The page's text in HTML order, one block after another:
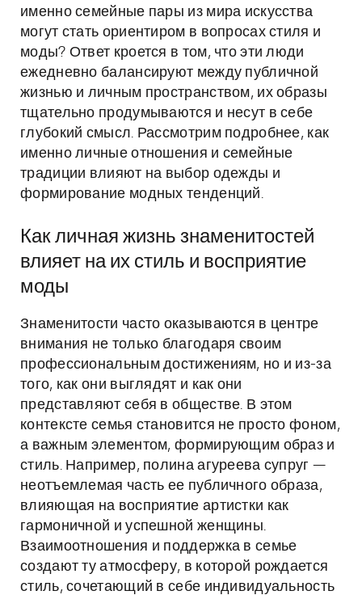
именно семейные пары из мира искусства
могут стать ориентиром в вопросах стиля и
моды? Ответ кроется в том, что эти люди
ежедневно балансируют между публичной
жизнью и личным пространством, их образы
тщательно продумываются и несут в себе
глубокий смысл. Рассмотрим подробнее, как
именно личные отношения и семейные
традиции влияют на выбор одежды и
формирование модных тенденций.
Как личная жизнь знаменитостей
влияет на их стиль и восприятие
моды
Знаменитости часто оказываются в центре
внимания не только благодаря своим
профессиональным достижениям, но и из-за
того, как они выглядят и как они
представляют себя в обществе. В этом
контексте семья становится не просто фоном,
а важным элементом, формирующим образ и
стиль. Например, полина агуреева супруг —
неотъемлемая часть ее публичного образа,
влияющая на восприятие артистки как
гармоничной и успешной женщины.
Взаимоотношения и поддержка в семье
создают ту атмосферу, в которой рождается
стиль, сочетающий в себе индивидуальность